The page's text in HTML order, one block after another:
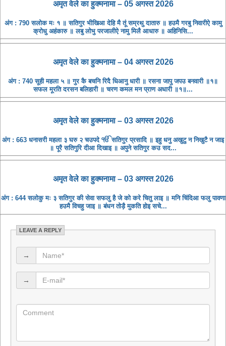
अमृत ​​वेले का हुक्मनामा – 05 अगस्त 2026
अंग : 790 सलोक मः १ ॥ सतिगुर भीखिआ देहि मै तूं सम्रथु दातारु ॥ हउमै गरबु निवारीऐ कामु
क्रोधु अहंकारु ॥ लबु लोभु परजालीऐ नामु मिलै आधारु ॥ अहिनिसि...
अमृत ​​वेले का हुक्मनामा – 04 अगस्त 2026
अंग : 740 सूही महला ५ ॥ गुर कै बचनि रिदै धिआनु धारी ॥ रसना जापु जपउ बनवारी ॥१॥
सफल मूरति दरसन बलिहारी ॥ चरण कमल मन प्राण अधारी ॥१॥...
अमृत ​​वेले का हुक्मनामा – 03 अगस्त 2026
अंग : 663 धनासरी महला ३ घरु २ चउपदे ੴ सतिगुर प्रसादि ॥ इहु धनु अखुटु न निखुटै न जाइ
॥ पूरै सतिगुरि दीआ दिखाइ ॥ अपुने सतिगुर कउ सद...
अमृत ​​वेले का हुक्मनामा – 03 अगस्त 2026
अंग : 644 सलोकु मः ३ सतिगुर की सेवा सफलु है जे को करे चितु लाइ ॥ मनि चिंदिआ फलु पावणा
हउमै विचहु जाइ ॥ बंधन तोड़ै मुकति होइ सचे...
LEAVE A REPLY
→
→